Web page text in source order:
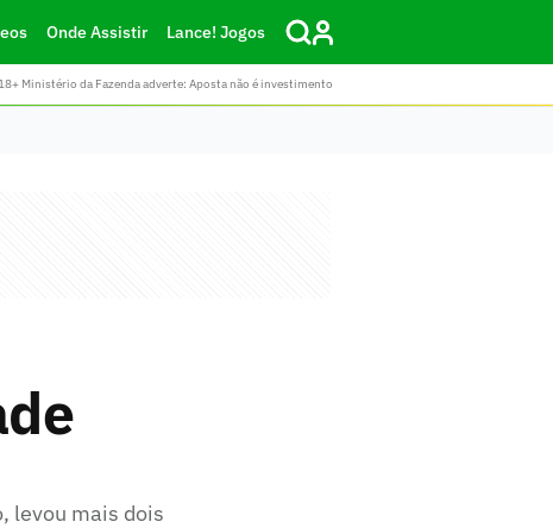
Onde Assistir Lance! Jogos
18+ Ministério da Fazenda adverte: Aposta não é investimento
levou mais dois